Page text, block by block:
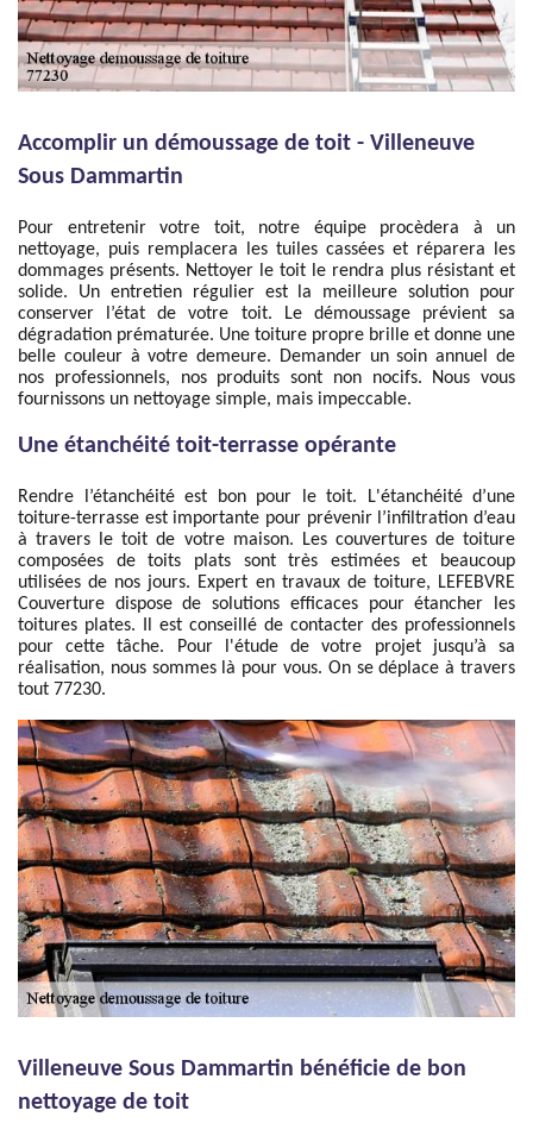
Accomplir un démoussage de toit - Villeneuve
Sous Dammartin
Pour entretenir votre toit, notre équipe procèdera à un
nettoyage, puis remplacera les tuiles cassées et réparera les
dommages présents. Nettoyer le toit le rendra plus résistant et
solide. Un entretien régulier est la meilleure solution pour
conserver l’état de votre toit. Le démoussage prévient sa
dégradation prématurée. Une toiture propre brille et donne une
belle couleur à votre demeure. Demander un soin annuel de
nos professionnels, nos produits sont non nocifs. Nous vous
fournissons un nettoyage simple, mais impeccable.
Une étanchéité toit-terrasse opérante
Rendre l’étanchéité est bon pour le toit. L'étanchéité d’une
toiture-terrasse est importante pour prévenir l’infiltration d’eau
à travers le toit de votre maison. Les couvertures de toiture
composées de toits plats sont très estimées et beaucoup
utilisées de nos jours. Expert en travaux de toiture, LEFEBVRE
Couverture dispose de solutions efficaces pour étancher les
toitures plates. Il est conseillé de contacter des professionnels
pour cette tâche. Pour l'étude de votre projet jusqu’à sa
réalisation, nous sommes là pour vous. On se déplace à travers
tout 77230.
Villeneuve Sous Dammartin bénéficie de bon
nettoyage de toit